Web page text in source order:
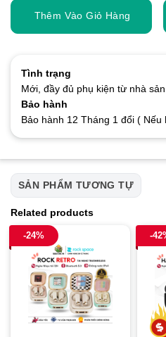
Thêm Vào Giỏ Hàng
Tình trạng
Mới, đầy đủ phụ kiện từ nhà
Bảo hành
Bảo hành 12 Tháng 1 đổi ( Nếu
SẢN PHẨM TƯƠNG TỰ
Related products
-24% -